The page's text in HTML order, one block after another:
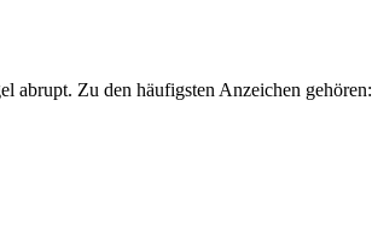
abrupt. Zu den häufigsten Anzeichen gehören: